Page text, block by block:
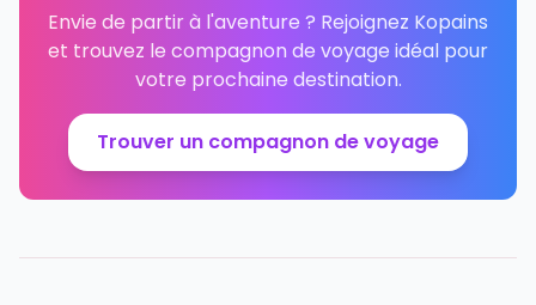
Envie de partir à l'aventure ? Rejoignez Kopains
et trouvez le compagnon de voyage idéal pour
votre prochaine destination.
Trouver un compagnon de voyage